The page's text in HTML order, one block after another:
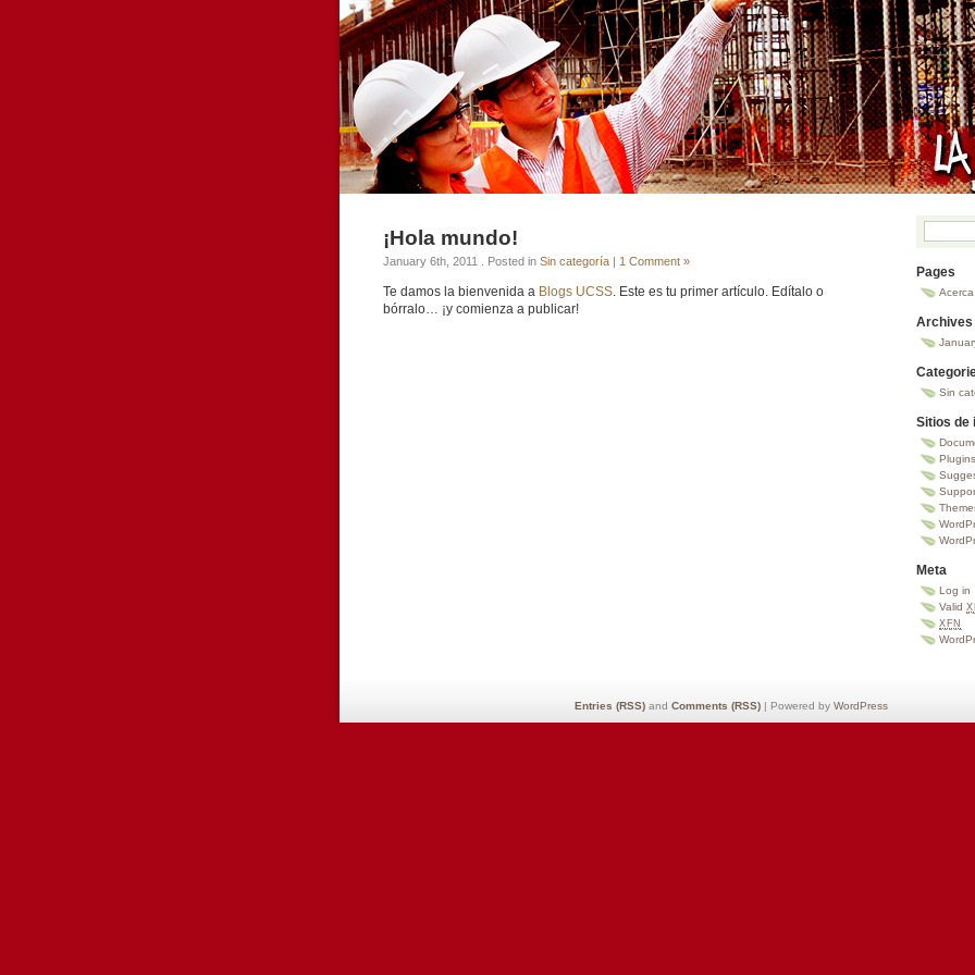
¡Hola mundo!
January 6th, 2011 . Posted in Sin categoría | 1 Comment »
Te damos la bienvenida a Blogs UCSS. Este es tu primer artículo. Edítalo o
bórralo… ¡y comienza a publicar!
Pages
Archives
Sin
Sitios de
Plugins
Meta
Log in
Valid
XFN
Entries (RSS) and Comments (RSS) | Powered by WordPress